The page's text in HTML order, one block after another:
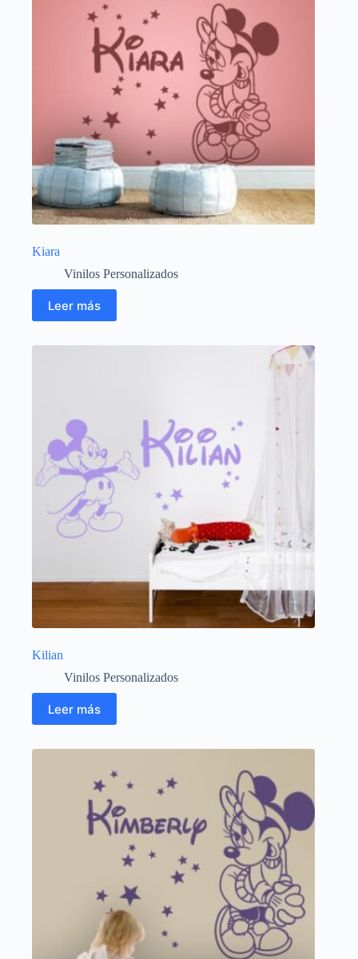
Kiara
Vinilos Personalizados
Leer más
Kilian
Vinilos Personalizados
Leer más